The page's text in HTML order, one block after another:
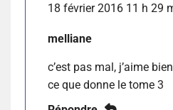
18 février 2016 11 h 29
melliane
c’est pas mal, j’aime
ce que donne le tome 3